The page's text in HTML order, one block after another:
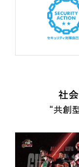
社
“共創